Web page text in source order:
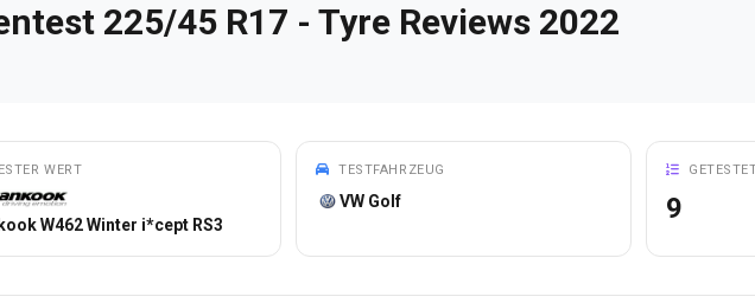
225/45 R17 - Tyre Reviews 2022
WERT
W462 Winter i*cept RS3
TESTFAHRZEUG
VW Golf 9